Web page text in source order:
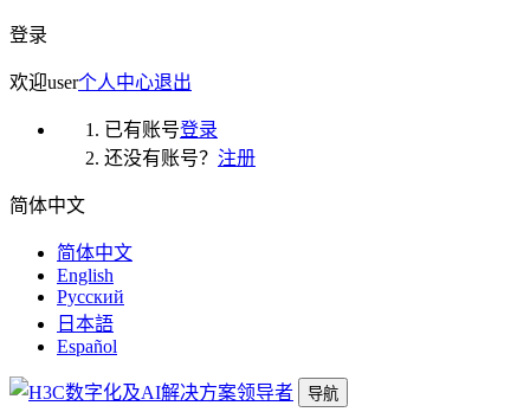
登录
欢迎user个人中心退出
已有账号登录
还没有账号？ 注册
简体中文
简体中文
English
Русский
日本語
Español
导航